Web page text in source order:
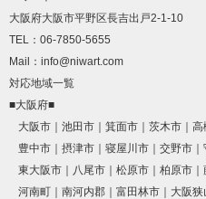
大阪府大阪市平野区長吉出戸2-1-10
TEL：06-7850-5655
Mail：info@niwart.com
対応地域一覧
■大阪府■
大阪市
池田市 箕面市 茨木市 高
豊中市
摂津市 寝屋川市 交野市
東大阪市
八尾市 松原市 柏原市
河南町
南河内郡 富田林市 大阪狭